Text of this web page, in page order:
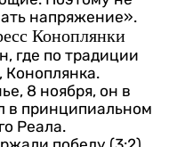
напряжение».
Коноплянки
где по традиции
Коноплянка.
8 ноября, он в
в принципиальном
Реала.